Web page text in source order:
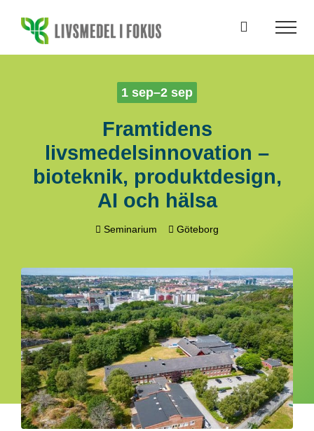
innehållet
1 sep–2 sep
Framtidens
livsmedelsinnovation –
bioteknik, produktdesign,
AI och hälsa
Seminarium Göteborg